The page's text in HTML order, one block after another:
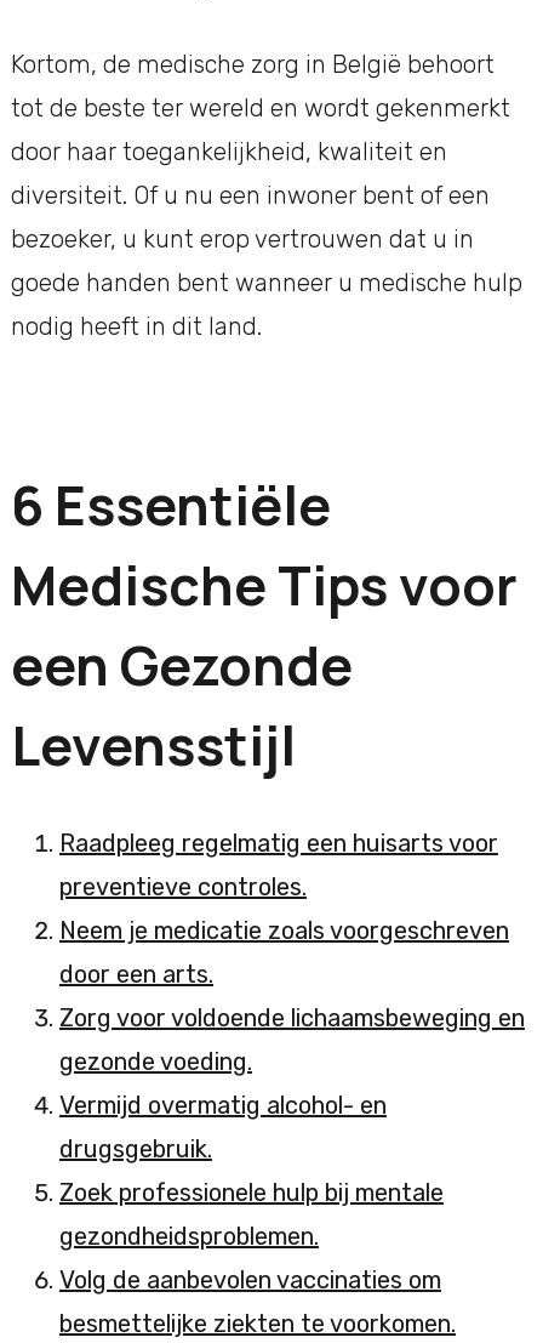
Kortom, de medische zorg in België behoort
tot de beste ter wereld en wordt gekenmerkt
door haar toegankelijkheid, kwaliteit en
diversiteit. Of u nu een inwoner bent of een
bezoeker, u kunt erop vertrouwen dat u in
goede handen bent wanneer u medische hulp
nodig heeft in dit land.
6 Essentiële
Medische Tips voor
een Gezonde
Levensstijl
Raadpleeg regelmatig een huisarts voor
preventieve controles.
Neem je medicatie zoals voorgeschreven
door een arts.
Zorg voor voldoende lichaamsbeweging en
gezonde voeding.
Vermijd overmatig alcohol- en
drugsgebruik.
Zoek professionele hulp bij mentale
gezondheidsproblemen.
Volg de aanbevolen vaccinaties om
besmettelijke ziekten te voorkomen.